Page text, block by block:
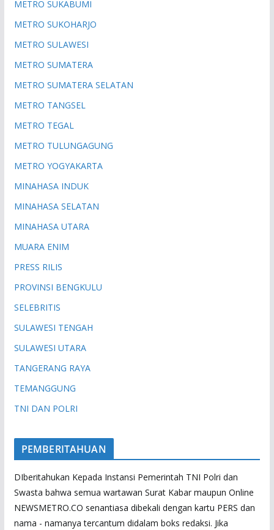
METRO SUKABUMI
METRO SUKOHARJO
METRO SULAWESI
METRO SUMATERA
METRO SUMATERA SELATAN
METRO TANGSEL
METRO TEGAL
METRO TULUNGAGUNG
METRO YOGYAKARTA
MINAHASA INDUK
MINAHASA SELATAN
MINAHASA UTARA
MUARA ENIM
PRESS RILIS
PROVINSI BENGKULU
SELEBRITIS
SULAWESI TENGAH
SULAWESI UTARA
TANGERANG RAYA
TEMANGGUNG
TNI DAN POLRI
PEMBERITAHUAN
DIberitahukan Kepada Instansi Pemerintah TNI Polri dan
Swasta bahwa semua wartawan Surat Kabar maupun Online
NEWSMETRO.CO senantiasa dibekali dengan kartu PERS dan
nama - namanya tercantum didalam boks redaksi. Jika